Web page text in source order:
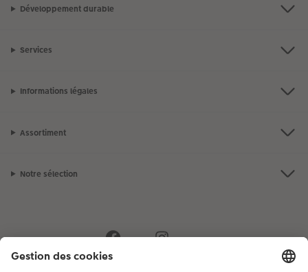
Développement durable
Services
Informations légales
Assortiment
Notre sélection